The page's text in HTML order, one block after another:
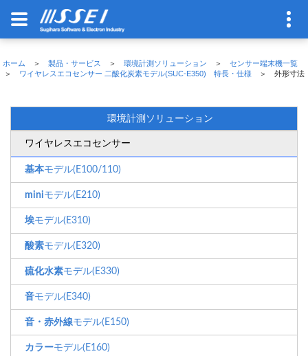
ホーム ＞ 製品・サービス ＞ 環境計測ソリューション ＞ センサー端末機一覧
＞
ワイヤレスエコセンサー 二酸化炭素モデル(SUC-E350) 特長・仕様＞ 外形寸法
環境計測ソリューション
ワイヤレスエコセンサー
基本モデル(E100/110)
miniモデル(E210)
埃モデル(E310)
酸素モデル(E320)
硫化水素モデル(E330)
音モデル(E340)
音・赤外線モデル(E150)
カラーモデル(E160)